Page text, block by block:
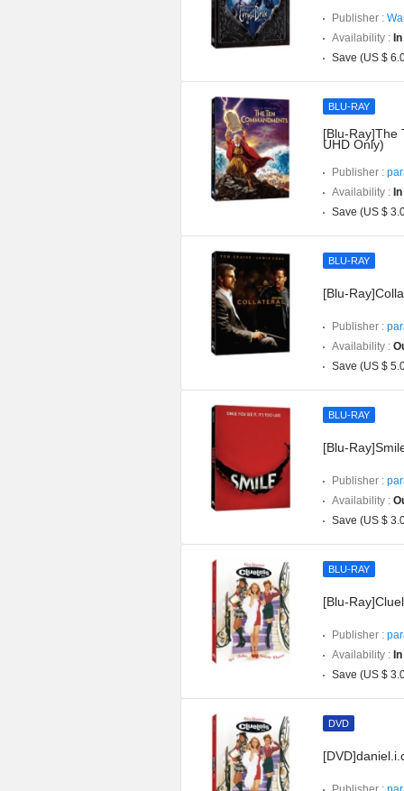
Publisher :
Availability :
Save (US $
BLU-RAY
[Blu-Ray]The
UHD Only)
Publisher :
Availability :
Save (US $
BLU-RAY
[Blu-
Publisher :
Availability :
Save (US $
BLU-RAY
[Blu-
Publisher :
Availability :
Save (US $
BLU-RAY
[Blu-
Publisher :
Availability :
Save (US $
DVD